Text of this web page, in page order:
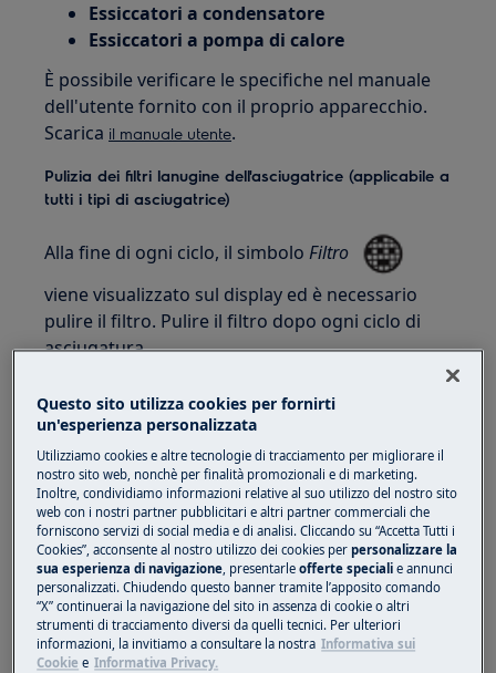
Essiccatori a condensatore
Essiccatori a pompa di calore
È possibile verificare le specifiche nel manuale
dell'utente fornito con il proprio apparecchio.
Scarica il manuale utente.
Pulizia dei filtri lanugine dell'asciugatrice (applicabile a
tutti i tipi di asciugatrice)
Alla fine di ogni ciclo, il simboloFiltro
viene visualizzato sul display ed è necessario
pulire il filtro. Pulire il filtro dopo ogni ciclo di
asciugatura
1. Aprire la porta.
Sollevare il filtro.
Questo sito utilizza cookies per fornirti
un'esperienza personalizzata
Utilizziamo cookies e altre tecnologie di tracciamento per migliorare il
nostro sito web, nonchè per finalità promozionali e di marketing.
Inoltre, condividiamo informazioni relative al suo utilizzo del nostro sito
web con i nostri partner pubblicitari e altri partner commerciali che
forniscono servizi di social media e di analisi. Cliccando su “Accetta Tutti i
Cookies”, acconsente al nostro utilizzo dei cookies perpersonalizzare la
sua esperienza di navigazione, presentarleofferte speciali e annunci
personalizzati. Chiudendo questo banner tramite l’apposito comando
“X” continuerai la navigazione del sito in assenza di cookie o altri
strumenti di tracciamento diversi da quelli tecnici. Per ulteriori
informazioni, la invitiamo a consultare la nostra Informativa sui
Cookie e Informativa Privacy.